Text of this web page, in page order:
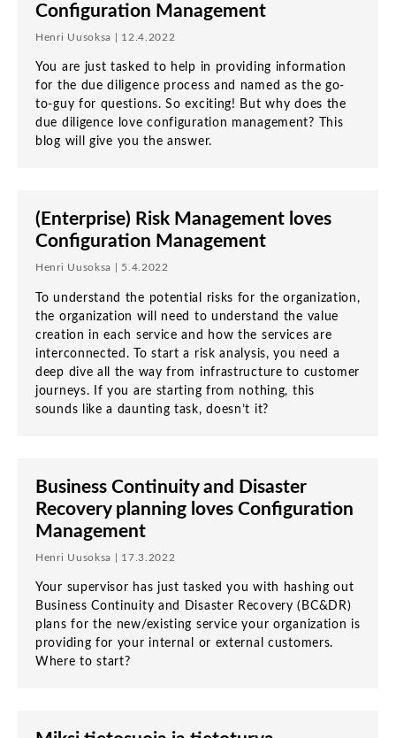
Configuration Management
Henri Uusoksa | 12.4.2022
You are just tasked to help in providing information
for the due diligence process and named as the go-
to-guy for questions. So exciting! But why does the
due diligence love configuration management? This
blog will give you the answer.
(Enterprise) Risk Management loves
Configuration Management
Henri Uusoksa | 5.4.2022
To understand the potential risks for the organization,
the organization will need to understand the value
creation in each service and how the services are
interconnected. To start a risk analysis, you need a
deep dive all the way from infrastructure to customer
journeys. If you are starting from nothing, this
sounds like a daunting task, doesn’t it?
Business Continuity and Disaster
Recovery planning loves Configuration
Management
Henri Uusoksa | 17.3.2022
Your supervisor has just tasked you with hashing out
Business Continuity and Disaster Recovery (BC&DR)
plans for the new/existing service your organization is
providing for your internal or external customers.
Where to start?